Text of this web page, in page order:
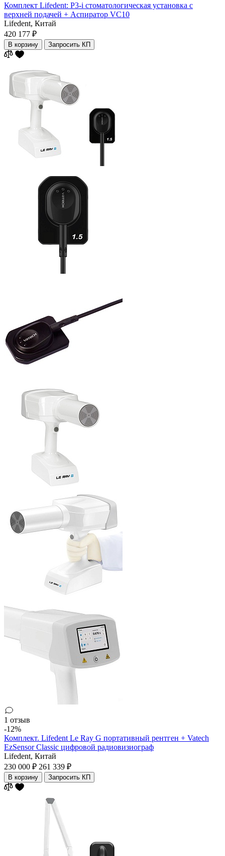
Комплект Lifedent: P3-i стоматологическая установка с
верхней подачей + Аспиратор VC10
Lifedent, Китай
420 177 ₽
В корзину Запросить КП
1 отзыв
-12%
Комплект. Lifedent Le Ray G портативный рентген + Vatech
EzSensor Classic цифровой радиовизиограф
Lifedent, Китай
230 000 ₽ 261 339 ₽
В корзину Запросить КП